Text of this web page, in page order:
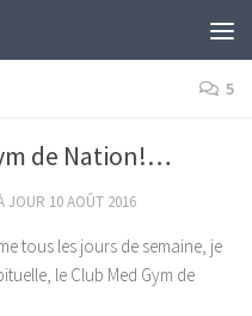
5
de Nation!…
JOUR 10 AOÛT 2016
tous les jours de semaine, je
le Club Med Gym de